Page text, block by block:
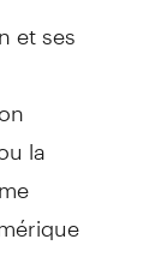
et ses
la